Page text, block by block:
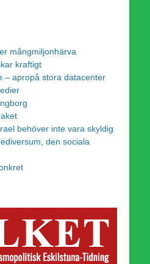
mångmiljonhärva
kraftigt
– apropå stora datacenter
behöver inte vara skyldig
den sociala